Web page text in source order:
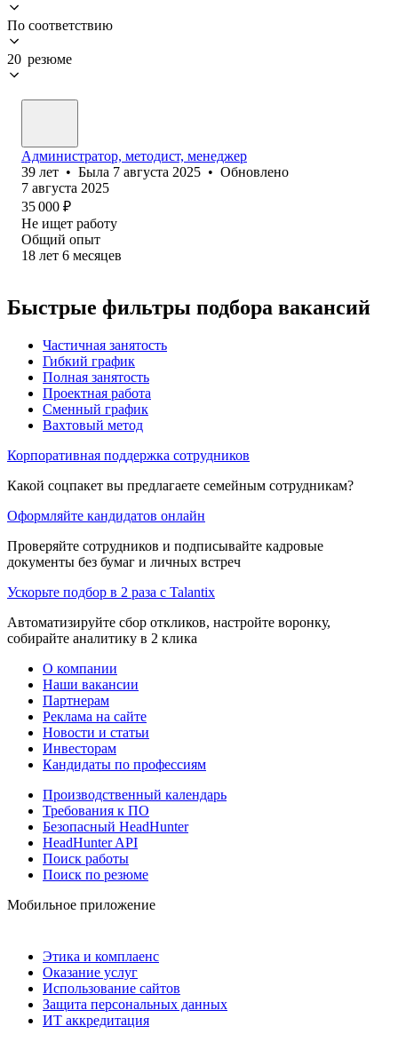
По соответствию
20 резюме
Администратор, методист, менеджер
39 лет • Была 7 августа 2025 • Обновлено
7 августа 2025
35 000 ₽
Не ищет работу
Общий опыт
18 лет 6 месяцев
Быстрые фильтры подбора вакансий
Частичная занятость
Гибкий график
Полная занятость
Проектная работа
Сменный график
Вахтовый метод
Корпоративная поддержка сотрудников
Какой соцпакет вы предлагаете семейным сотрудникам?
Оформляйте кандидатов онлайн
Проверяйте сотрудников и подписывайте кадровые
документы без бумаг и личных встреч
Ускорьте подбор в 2 раза с Talantix
Автоматизируйте сбор откликов, настройте воронку,
собирайте аналитику в 2 клика
О компании
Наши вакансии
Партнерам
Реклама на сайте
Новости и статьи
Инвесторам
Кандидаты по профессиям
Производственный календарь
Требования к ПО
Безопасный HeadHunter
HeadHunter API
Поиск работы
Поиск по резюме
Мобильное приложение
Этика и комплаенс
Оказание услуг
Использование сайтов
Защита персональных данных
ИТ аккредитация